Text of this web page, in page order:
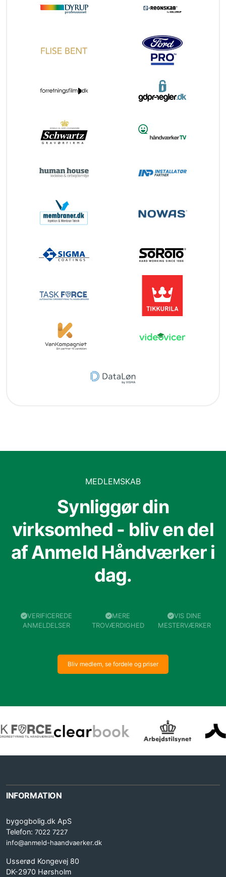
MEDLEMSKAB
Synliggør din
virksomhed - bliv en del
af Anmeld Håndværker i
dag.
VERIFICEREDE
ANMELDELSER
MERE
TROVÆRDIGHED
VIS DINE
MESTERVÆRKER
Bliv medlem, se fordele og priser
INFORMATION
bygogbolig.dk ApS
Telefon: 7022 7227
info@anmeld-haandvaerker.dk
Usserød Kongevej 80
DK-2970 Hørsholm